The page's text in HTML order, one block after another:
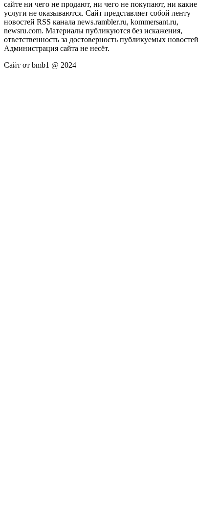
сайте ни чего не продают, ни чего не покупают, ни какие
услуги не оказываются. Сайт представляет собой ленту
новостей RSS канала news.rambler.ru, kommersant.ru,
newsru.com. Материалы публикуются без искажения,
ответственность за достоверность публикуемых новостей
Администрация сайта не несёт.
Сайт от bmb1 @ 2024